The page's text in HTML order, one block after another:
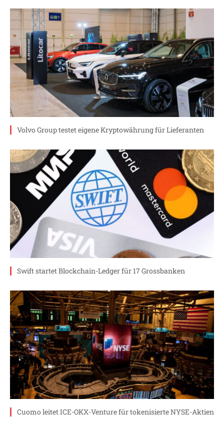
Volvo Group testet eigene Kryptowährung für Lieferanten
Swift startet Blockchain-Ledger für 17 Grossbanken
Cuomo leitet ICE-OKX-Venture für tokenisierte NYSE-Aktien